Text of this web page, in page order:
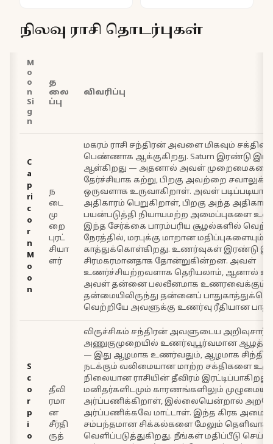
நிலவு ராசி தொடர்புகள்
M
o
o
n
Si
g
n
த
லை
ப்பு
விவரிப்பு
C
a
p
ri
c
o
r
n
M
o
o
n
ந
டை
மு
றை
புரட்
சியா
ளர்
மகரம் ராசி சந்திரன் அவளை மிகவும்
பெண்ணாக ஆக்குகிறது. Saturn இரண்டு
ஆள்கிறது — அதனால் அவள் முறைமைகளை
தேர்ச்சியாக கற்று, பிறகு அவற்றை
ஒருவளாக உருவாகிறாள். அவள் படிப்படியாக
அதிகாரம் பெறுகிறாள், பிறகு அந்த
பயன்படுத்தி நியாயமற்ற அமைப்புகளை
இந்த சேர்க்கை பாரம்பரிய சூழல்களில்
நேரத்தில், மரபுக்கு மாறான மதிப்புகளையும்
காத்துக்கொள்கிறது. உணர்வுகள் இரண்டு
சிரமகரமானதாக தோன்றுகின்றன. அவள்
உணர்ச்சியற்றவளாக தெரியலாம், ஆனால்
அவள் தன்னை பலவீனமாக உணரவைக்கும்
தன்மையிலிருந்து தன்னைப்
வெற்றியே அவளுக்கு உணர்வு ரீதியான
S
c
o
r
p
i
o
தீவி
ரமா
ன
சீர்தி
ருத்
விருச்சிகம் சந்திரன் அவளுடைய அறிவுசார்
அணுகுமுறையில் உணர்வுபூர்வமான ஆழத்தை
— இது ஆழமாக உணர்வதும், ஆழமாக
நடக்கும் வலிமையான மாற்ற சக்திகளை
நிலையான ராசியின் தீவிரம்
மனிதர்களிடமும் காரணங்களிலும்
அர்ப்பணிக்கிறாள், இல்லையென்றால்
அர்ப்பணிக்கவே மாட்டாள். இந்த கிரக
சம்பந்தமான சிக்கல்களை மேலும் தெளிவாக
வெளிப்படுத்துகிறது. நீங்கள் மதிப்பீடு